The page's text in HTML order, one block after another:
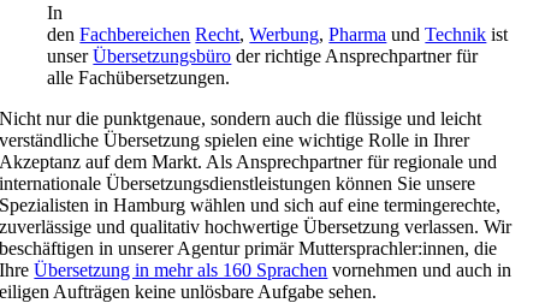
In
denFachbereichen Recht,Werbung,Pharma undTechnik ist
unserÜbersetzungsbüro der richtige Ansprechpartner für
alle Fachübersetzungen.
Nicht nur die punktgenaue, sondern auch die flüssige und leicht
verständliche Übersetzung spielen eine wichtige Rolle in Ihrer
Akzeptanz auf dem Markt. Als Ansprechpartner für regionale und
internationale Übersetzungsdienstleistungen können Sie unsere
Spezialisten in Hamburg wählen und sich auf eine termingerechte,
zuverlässige und qualitativ hochwertige Übersetzung verlassen. Wir
beschäftigen in unserer Agentur primär Muttersprachler:innen, die
IhreÜbersetzung in mehr als 160 Sprachen vornehmen und auch in
eiligen Aufträgen keine unlösbare Aufgabe sehen.